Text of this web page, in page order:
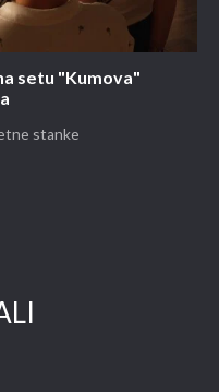
setu "Kumova"
stanke